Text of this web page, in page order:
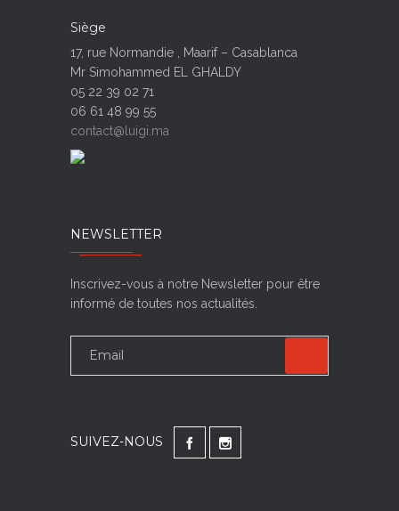
Siège
17, rue Normandie , Maarif – Casablanca
Mr Simohammed EL GHALDY
05 22 39 02 71
06 61 48 99 55
contact@luigi.ma
NEWSLETTER
Inscrivez-vous à notre Newsletter pour être
informé de toutes nos actualités.
SUIVEZ-NOUS